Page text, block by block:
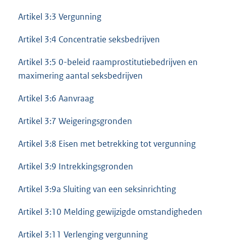
Artikel 3:3 Vergunning
Artikel 3:4 Concentratie seksbedrijven
Artikel 3:5 0-beleid raamprostitutiebedrijven en
maximering aantal seksbedrijven
Artikel 3:6 Aanvraag
Artikel 3:7 Weigeringsgronden
Artikel 3:8 Eisen met betrekking tot vergunning
Artikel 3:9 Intrekkingsgronden
Artikel 3:9a Sluiting van een seksinrichting
Artikel 3:10 Melding gewijzigde omstandigheden
Artikel 3:11 Verlenging vergunning